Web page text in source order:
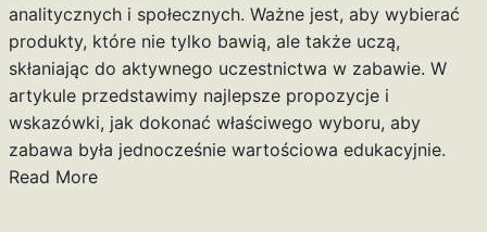
analitycznych i społecznych. Ważne jest, aby wybierać
produkty, które nie tylko bawią, ale także uczą,
skłaniając do aktywnego uczestnictwa w zabawie. W
artykule przedstawimy najlepsze propozycje i
wskazówki, jak dokonać właściwego wyboru, aby
zabawa była jednocześnie wartościowa edukacyjnie.
Read More